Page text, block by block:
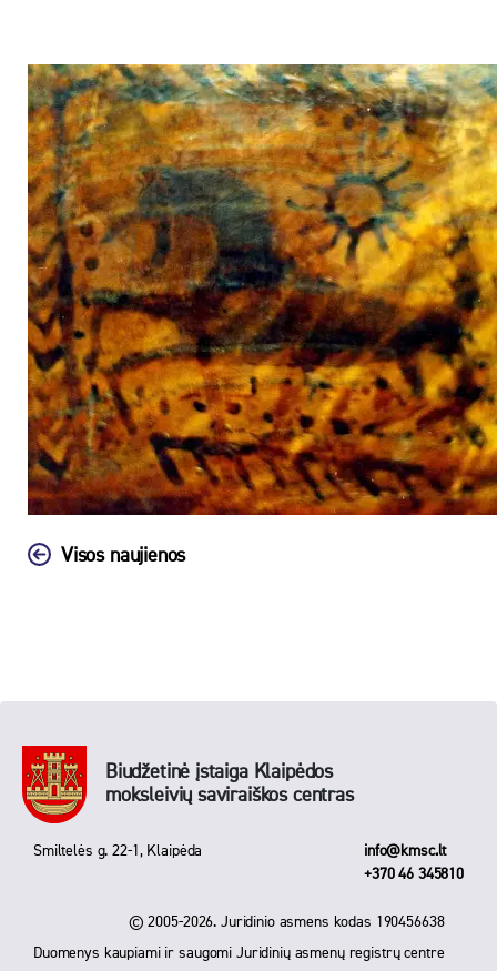
Visos naujienos
Biudžetinė įstaiga Klaipėdos
moksleivių saviraiškos centras
Smiltelės g. 22-1, Klaipėda
info@kmsc.lt
+370 46 345810
© 2005-2026. Juridinio asmens kodas 190456638
Duomenys kaupiami ir saugomi Juridinių asmenų registrų centre